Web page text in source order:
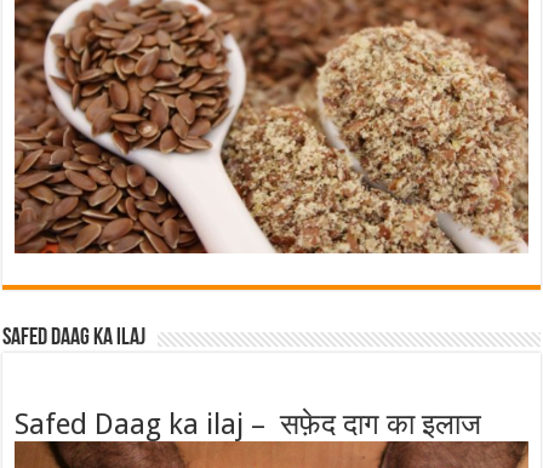
Safed Daag ka ilaj
Safed Daag ka ilaj – सफ़ेद दाग का इलाज